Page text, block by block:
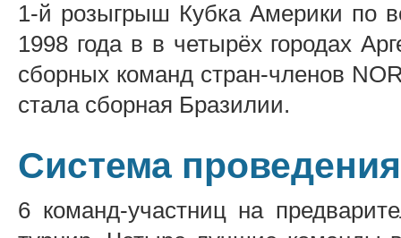
1-й розыгрыш Кубка Америки по
1998 года в в четырёх городах
сборных команд стран-членов
стала сборная Бразилии.
Система
6 команд-участниц на